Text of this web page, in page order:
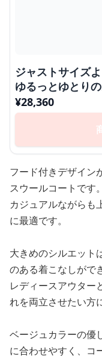
ジャストサイズ
ゆるっとゆとり
たりウールブレ
¥28,360
フード付きデザイン
スウールコートです。
カジュアルながらも
に最適です。
大きめのシルエット
のある着こなしがで
レディースアウター
れを両立させたい方
ベージュカラーの優
に合わせやすく、コ